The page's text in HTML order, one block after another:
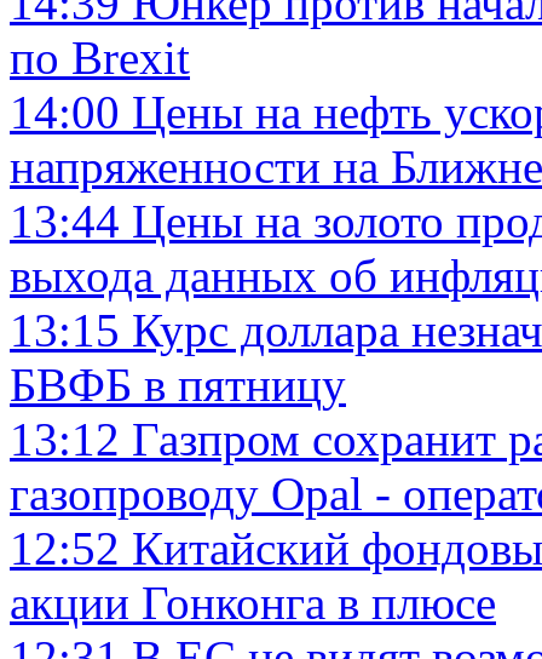
по Brexit
14:00 Цены на нефть
напряженности на
13:44 Цены на золото
выхода данных об
13:15 Курс доллара
БВФБ в пятницу
13:12 Газпром сохранит
газопроводу Opal -
12:52 Китайский
акции Гонконга в плюсе